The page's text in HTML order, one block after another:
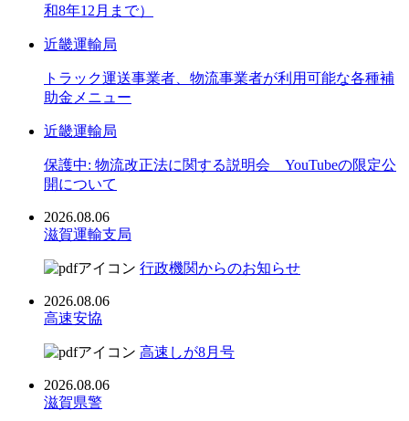
和8年12月まで）
近畿運輸局
トラック運送事業者、物流事業者が利用可能な各種補
助金メニュー
近畿運輸局
保護中: 物流改正法に関する説明会 YouTubeの限定公
開について
2026.08.06
滋賀運輸支局
行政機関からのお知らせ
2026.08.06
高速安協
高速しが8月号
2026.08.06
滋賀県警